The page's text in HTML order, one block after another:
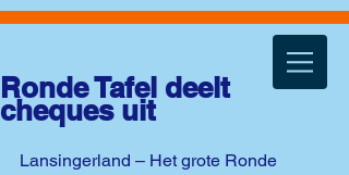
Ronde Tafel deelt
cheques uit
Lansingerland – Het grote Ronde